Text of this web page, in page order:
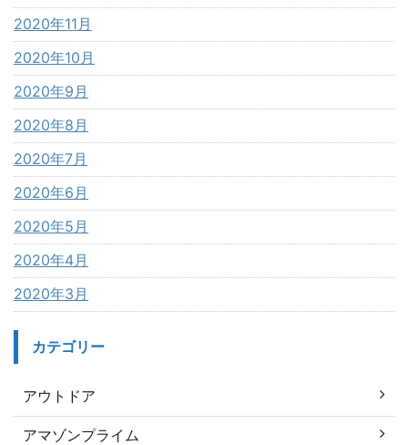
2020年11月
2020年10月
2020年9月
2020年8月
2020年7月
2020年6月
2020年5月
2020年4月
2020年3月
カテゴリー
アウトドア
アマゾンプライム